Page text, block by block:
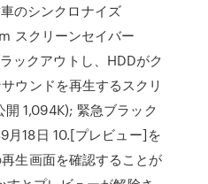
のシンクロナイズ
スクリーンセイバー
ックアウトし、HDDがク
ウンドを再生するスクリ
開 1,094K); 緊急ブラック
月18日 10.[プレビュー]を
生画面を確認することが